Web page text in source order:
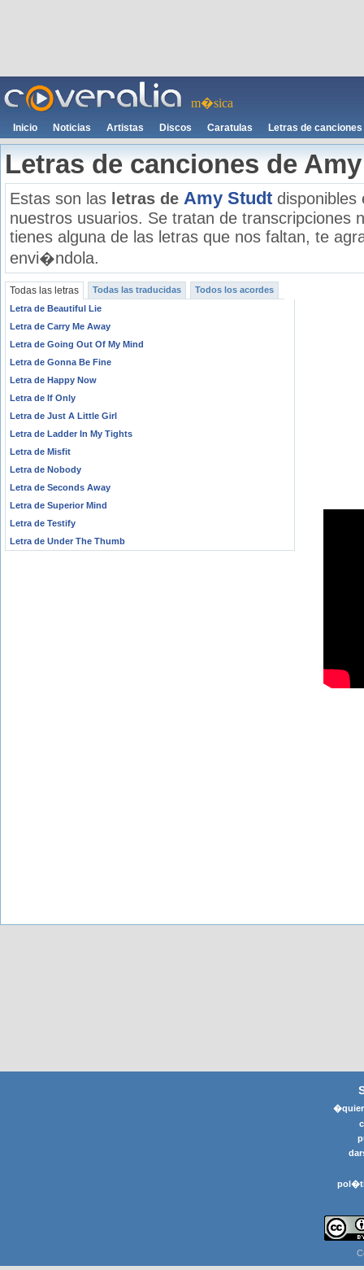
m�sica
Inicio Noticias Artistas Discos Caratulas Letras de canciones
Letras de canciones de
Estas son las letras de Amy Studt disponibles
nuestros usuarios. Se tratan de transcripciones
tienes alguna de las letras que nos faltan, te
envi�ndola.
Todas las letras Todas las traducidas
Todos los acordes
Letra de Beautiful Lie
Letra de Carry Me Away
Letra de Going Out Of My Mind
Letra de Gonna Be Fine
Letra de Happy Now
Letra de If Only
Letra de Just A Little Girl
Letra de Ladder In My Tights
Letra de Misfit
Letra de Nobody
Letra de Seconds Away
Letra de Superior Mind
Letra de Testify
Letra de Under The Thumb